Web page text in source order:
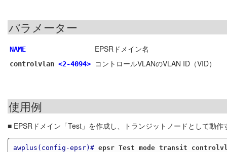
パラメーター
NAME EPSRドメイン名
controlvlan <2-4094> コントロールVLANのVLAN ID（VID）
使用例
■ EPSRドメイン「Test」を作成し、トランジットノードとして動
awplus(config-epsr)# epsr Test mode transit